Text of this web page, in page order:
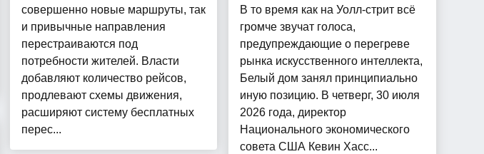
совершенно новые маршруты, так
и привычные направления
перестраиваются под
потребности жителей. Власти
добавляют количество рейсов,
продлевают схемы движения,
расширяют систему бесплатных
перес...
В то время как на Уолл-стрит всё
громче звучат голоса,
предупреждающие о перегреве
рынка искусственного интеллекта,
Белый дом занял принципиально
иную позицию. В четверг, 30 июля
2026 года, директор
Национального экономического
совета США Кевин Хасс...